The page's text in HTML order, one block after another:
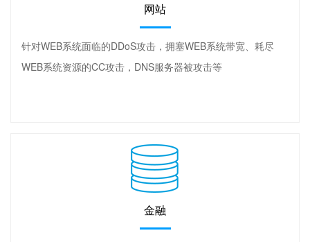
网站
针对WEB系统面临的DDoS攻击，拥塞WEB系统带宽、耗尽
WEB系统资源的CC攻击，DNS服务器被攻击等
金融